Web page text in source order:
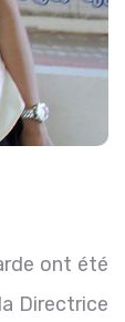
ont été
Directrice